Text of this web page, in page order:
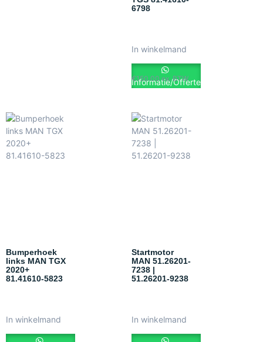
6798
€150.00 ex. BTW
In winkelmand
Informatie/Offerte
Bumperhoek
links MAN TGX
2020+
81.41610-5823
In winkelmand
Startmotor
MAN 51.26201-
7238 |
51.26201-9238
In winkelmand